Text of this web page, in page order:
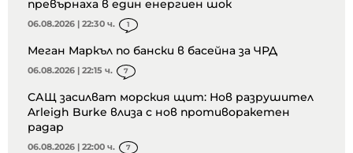
превърнаха в един енергиен шок
06.08.2026 | 22:30 ч. 1
Меган Маркъл по бански в басейна за ЧРД
06.08.2026 | 22:15 ч. 7
САЩ засилват морския щит: Нов разрушител
Arleigh Burke влиза с нов противоракетен
радар
06.08.2026 | 22:00 ч. 7